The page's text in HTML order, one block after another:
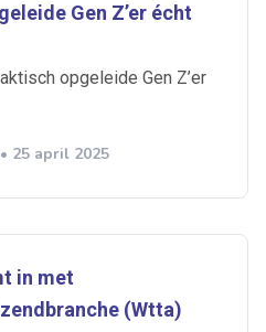
Gen Z’er écht
opgeleide Gen Z’er
25 april 2025
in met
(Wtta)